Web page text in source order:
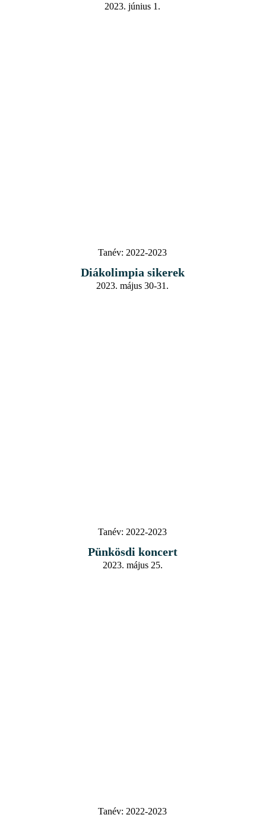
2023. június 1.
Tanév: 2022-2023
Diákolimpia sikerek
2023. május 30-31.
Tanév: 2022-2023
Pünkösdi koncert
2023. május 25.
Tanév: 2022-2023